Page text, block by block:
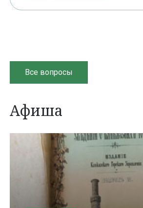
Все вопросы
Афиша